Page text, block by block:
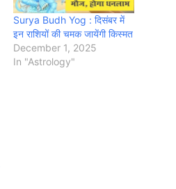
Surya Budh Yog : दिसंबर में
इन राशियों की चमक जायेंगी किस्मत
December 1, 2025
In "Astrology"